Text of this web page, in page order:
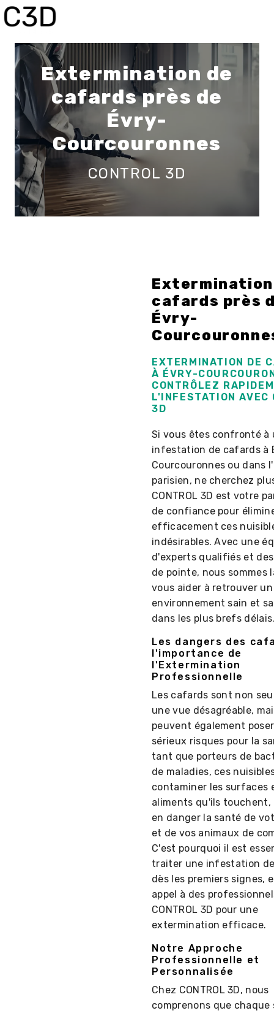
Extermination de
cafards près de
Évry-
Courcouronnes
CONTROL 3D
cafards près
Évry-
EXTERMINATION DE
À ÉVRY-
CONTRÔLEZ
L'INFESTATION AVEC
3D
Si vous êtes confronté à
infestation de cafards à
Courcouronnes ou dans
parisien, ne cherchez
CONTROL 3D est votre
de confiance pour
efficacement ces
indésirables. Avec une
d'experts qualifiés et
de pointe, nous sommes
vous aider à retrouver un
environnement sain et
dans les plus brefs
Les dangers des
l'importance de
l'Extermination
Professionnelle
Les cafards sont non
une vue désagréable,
peuvent également
sérieux risques pour la
tant que porteurs de
de maladies, ces
contaminer les surfaces
aliments qu'ils
en danger la santé de
et de vos animaux de
C'est pourquoi il est
traiter une infestation
dès les premiers signes,
appel à des
CONTROL 3D pour une
extermination efficace.
Notre Approche
Professionnelle et
Personnalisée
Chez CONTROL 3D, nous
comprenons que
Panneau de gestion des cookies